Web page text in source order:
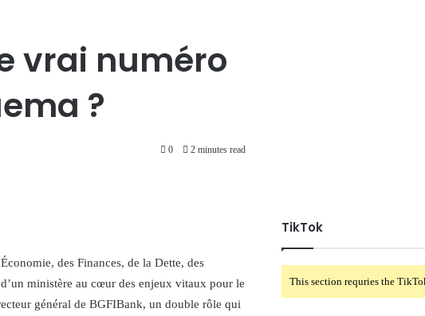
vrai numéro
?
0 2 minutes read
des Finances, de la Dette, des
ministère au cœur des enjeux vitaux pour le
général de BGFIBank, un double rôle qui
TikTok
This section requries the